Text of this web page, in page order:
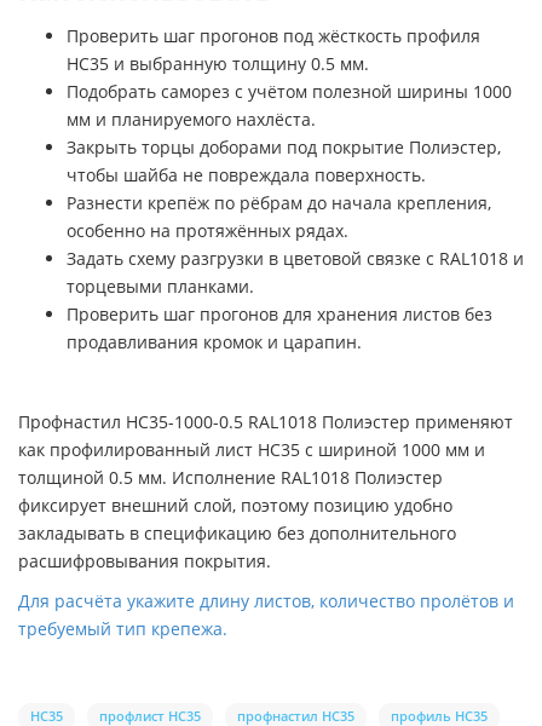
Проверить шаг прогонов под жёсткость профиля
НС35 и выбранную толщину 0.5 мм.
Подобрать саморез с учётом полезной ширины 1000
мм и планируемого нахлёста.
Закрыть торцы доборами под покрытие Полиэстер,
чтобы шайба не повреждала поверхность.
Разнести крепёж по рёбрам до начала крепления,
особенно на протяжённых рядах.
Задать схему разгрузки в цветовой связке с RAL1018 и
торцевыми планками.
Проверить шаг прогонов для хранения листов без
продавливания кромок и царапин.
Профнастил НС35-1000-0.5 RAL1018 Полиэстер применяют
как профилированный лист НС35 с шириной 1000 мм и
толщиной 0.5 мм. Исполнение RAL1018 Полиэстер
фиксирует внешний слой, поэтому позицию удобно
закладывать в спецификацию без дополнительного
расшифровывания покрытия.
Для расчёта укажите длину листов, количество пролётов и
требуемый тип крепежа.
НС35 профлист НС35 профнастил НС35 профиль НС35